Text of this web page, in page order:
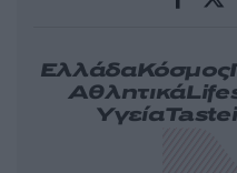
ΕλλάδαΚόσμος
Αθλητικά
Υγεία